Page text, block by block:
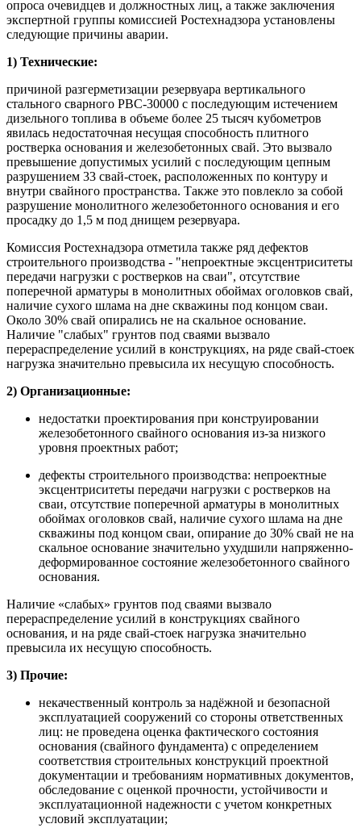
опроса очевидцев и должностных лиц, а также заключения
экспертной группы комиссией Ростехнадзора установлены
следующие причины аварии.
1) Технические:
причиной разгерметизации резервуара вертикального
стального сварного РВС-30000 с последующим истечением
дизельного топлива в объеме более 25 тысяч кубометров
явилась недостаточная несущая способность плитного
ростверка основания и железобетонных свай. Это вызвало
превышение допустимых усилий с последующим цепным
разрушением 33 свай-стоек, расположенных по контуру и
внутри свайного пространства. Также это повлекло за собой
разрушение монолитного железобетонного основания и его
просадку до 1,5 м под днищем резервуара.
Комиссия Ростехнадзора отметила также ряд дефектов
строительного производства - "непроектные эксцентриситеты
передачи нагрузки с ростверков на сваи", отсутствие
поперечной арматуры в монолитных обоймах оголовков свай,
наличие сухого шлама на дне скважины под концом сваи.
Около 30% свай опирались не на скальное основание.
Наличие "слабых" грунтов под сваями вызвало
перераспределение усилий в конструкциях, на ряде свай-стоек
нагрузка значительно превысила их несущую способность.
2) Организационные:
недостатки проектирования при конструировании
железобетонного свайного основания из-за низкого
уровня проектных работ;
дефекты строительного производства: непроектные
эксцентриситеты передачи нагрузки с ростверков на
сваи, отсутствие поперечной арматуры в монолитных
обоймах оголовков свай, наличие сухого шлама на дне
скважины под концом сваи, опирание до 30% свай не на
скальное основание значительно ухудшили напряженно-
деформированное состояние железобетонного свайного
основания.
Наличие «слабых» грунтов под сваями вызвало
перераспределение усилий в конструкциях свайного
основания, и на ряде свай-стоек нагрузка значительно
превысила их несущую способность.
3) Прочие:
некачественный контроль за надёжной и безопасной
эксплуатацией сооружений со стороны ответственных
лиц: не проведена оценка фактического состояния
основания (свайного фундамента) с определением
соответствия строительных конструкций проектной
документации и требованиям нормативных документов,
обследование с оценкой прочности, устойчивости и
эксплуатационной надежности с учетом конкретных
условий эксплуатации;